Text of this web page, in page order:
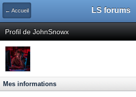
← Accueil LS forums
Profil de JohnSnowx
Mes informations